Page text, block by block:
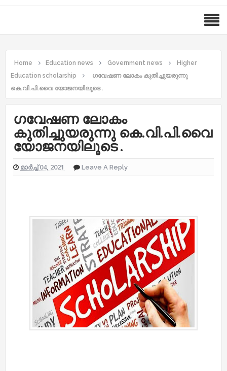
Home Education news Government news
Higher
Education scholarship
ഗവേഷണ ലോകം കുതിച്ചുയരുന്നു
കെ.വി.പി.വൈ യോജനയിലൂടെ .
ഗവേഷണ ലോകം
കുതിച്ചുയരുന്നു കെ.വി.പി.വൈ
യോജനയിലൂടെ .
മാർച്ച് 04, 2021 Leave A Reply